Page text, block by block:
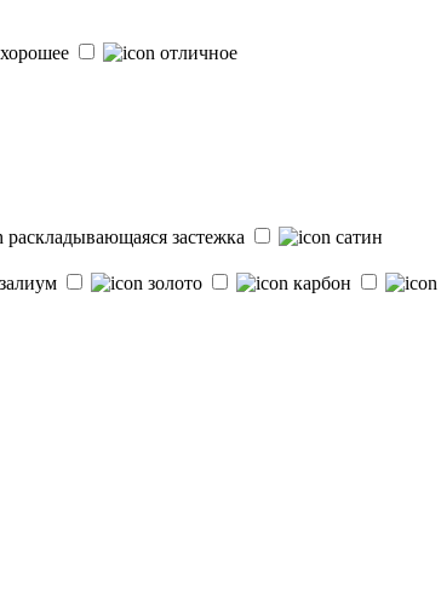
хорошее
отличное
раскладывающаяся застежка
сатин
залиум золото карбон